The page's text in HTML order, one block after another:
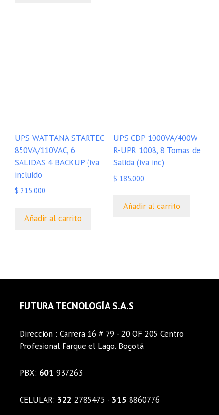
UPS WATTANA STARTEC
850VA/110VAC, 6
SALIDAS 4 BACKUP (iva
incluido
$ 215.000
Añadir al carrito
UPS CDP 1000VA/400W
R-UPR 1008, 8 Tomas de
Salida (iva inc)
$ 185.000
Añadir al carrito
FUTURA TECNOLOGÍA S.A.S
Dirección : Carrera 16 # 79 - 20 OF 205 Centro
Profesional Parque el Lago. Bogotá
PBX: 601 937263
CELULAR: 322 2785475 - 315 8860776